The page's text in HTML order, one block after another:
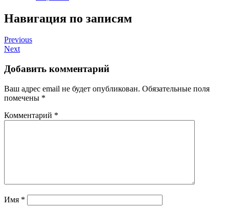
Навигация по записям
Previous
Next
Добавить комментарий
Ваш адрес email не будет опубликован. Обязательные поля
помечены *
Комментарий *
Имя *